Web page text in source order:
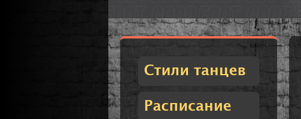
Стили танцев
Расписание